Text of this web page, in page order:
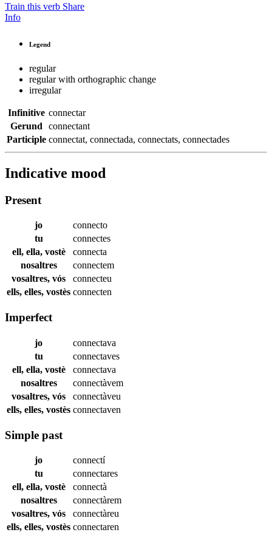
Train this verb Share
Info
Legend
regular
regular with orthographic change
irregular
Infinitive connectar
Gerund
connectant
Participle connectat, connectada, connectats, connectades
Indicative mood
Present
jo
connecto
tu
connectes
ell, ella, vostè
connecta
nosaltres
connectem
vosaltres, vós
connecteu
ells, elles, vostès connecten
Imperfect
jo
connectava
tu
connectaves
ell, ella, vostè
connectava
nosaltres
connectàvem
vosaltres, vós
connectàveu
ells, elles, vostès connectaven
Simple past
jo
connectí
tu
connectares
ell, ella, vostè
connectà
nosaltres
connectàrem
vosaltres, vós
connectàreu
ells, elles, vostès connectaren